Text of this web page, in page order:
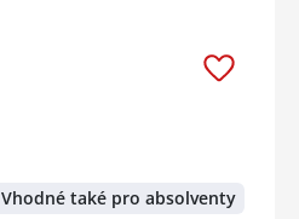
Vhodné také pro absolventy